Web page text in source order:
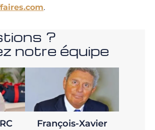
.
?
notre équipe
François-Xavier